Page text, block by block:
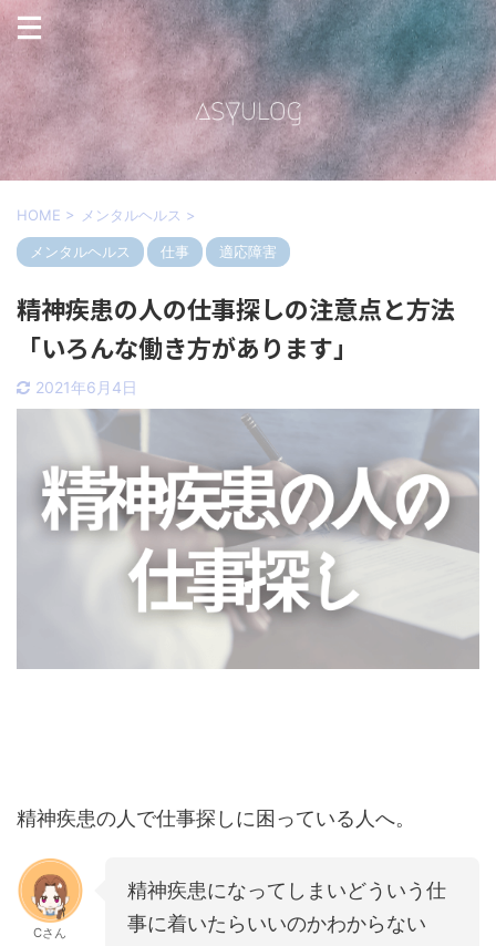
HOME > メンタルヘルス >
メンタルヘルス 仕事 適応障害
精神疾患の人の仕事探しの注意点と方法
「いろんな働き方があります」
2021年6月4日
精神疾患の人で仕事探しに困っている人へ。
Cさん
精神疾患になってしまいどういう仕
事に着いたらいいのかわからない